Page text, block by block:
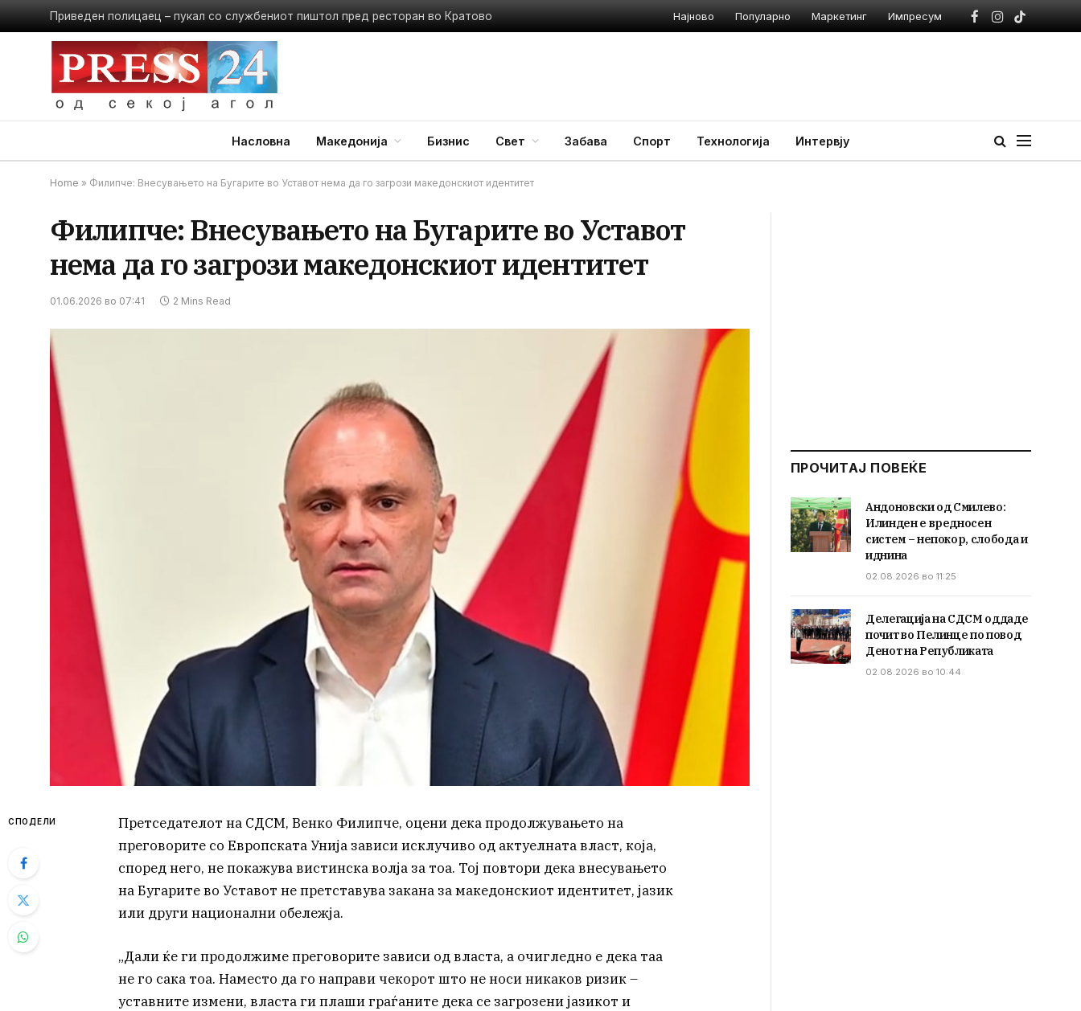
Приведен полицаец – пукал со службениот пиштол пред ресторан во Кратово Најново Популарно Маркетинг Импресум
Facebook
Instagram
TikTok
Насловна Македонија Бизнис Свет Забава Спорт Технологија Интервју
Home » Филипче: Внесувањето на Бугарите во Уставот нема да го загрози македонскиот идентитет
Филипче: Внесувањето на Бугарите во Уставот
нема да го загрози македонскиот идентитет
01.06.2026 во 07:41 2 Mins Read
СПОДЕЛИ
Претседателот на СДСМ, Венко Филипче, оцени дека продолжувањето на
преговорите со Европската Унија зависи исклучиво од актуелната власт, која,
според него, не покажува вистинска волја за тоа. Тој повтори дека внесувањето
на Бугарите во Уставот не претставува закана за македонскиот идентитет, јазик
или други национални обележја.
„Дали ќе ги продолжиме преговорите зависи од власта, а очигледно е дека таа
не го сака тоа. Наместо да го направи чекорот што не носи никаков ризик –
уставните измени, власта ги плаши граѓаните дека се загрозени јазикот и
ПРОЧИТАЈ ПОВЕЌЕ
Андоновски од Смилево:
Илинден е вредносен
систем – непокор, слобода и
иднина
02.08.2026 во 11:25
Делегација на СДСМ оддаде
почит во Пелинце по повод
Денот на Републиката
02.08.2026 во 10:44